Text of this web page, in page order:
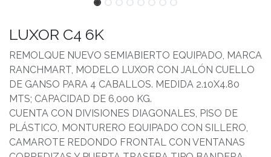
LUXOR C4 6K
REMOLQUE NUEVO SEMIABIERTO EQUIPADO, MARCA
RANCHMART, MODELO LUXOR CON JALÓN CUELLO
DE GANSO PARA 4 CABALLOS. MEDIDA 2.10X4.80
MTS; CAPACIDAD DE 6,000 KG.
CUENTA CON DIVISIONES DIAGONALES, PISO DE
PLÁSTICO, MONTURERO EQUIPADO CON SILLERO,
CAMAROTE REDONDO FRONTAL CON VENTANAS